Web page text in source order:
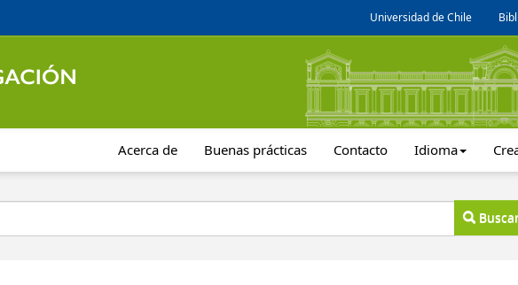
Universidad de Chile
Acerca de Buenas prácticas Contacto Idioma